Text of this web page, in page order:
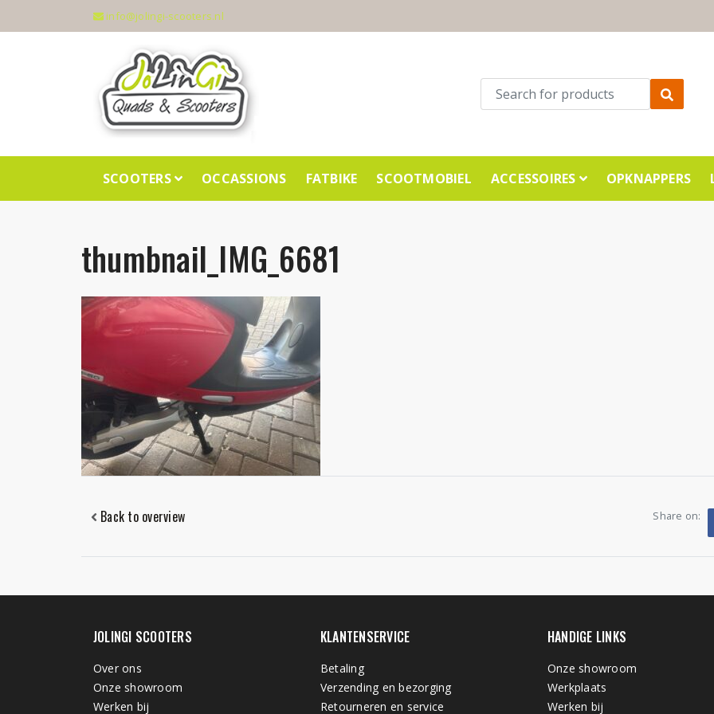
info@jolingi-scooters.nl
SCOOTERS OCCASSIONS FATBIKE SCOOTMOBIEL ACCESSOIRES OPKNAPPERS
thumbnail_IMG_6681
Back to overview Share on:
JOLINGI SCOOTERS
Over ons
Onze showroom
Werken bij
KLANTENSERVICE
Betaling
Verzending en bezorging
Retourneren en service
HANDIGE LINKS
Onze showroom
Werkplaats
Werken bij